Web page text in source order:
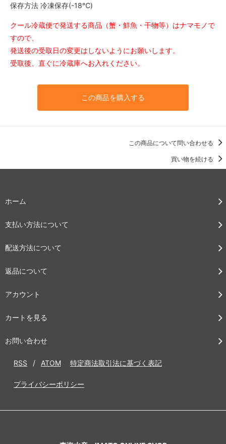
保存方法 冷凍保存(-18℃)
クール冷蔵便で発送する商品（蟹・鮮魚・干物等）はナマモノで
すので、
発送後の受取日の変更はしないようにお願いします。
受取後、直ぐに冷蔵庫へお入れください。
この商品を購入する
この商品について問い合わせる
買い物を続ける
ホーム
支払い方法について
配送方法について
返品について
アカウント
カートを見る
お問い合わせ
RSS / ATOM 特定商法取引法に基づく表記
プライバシーポリシー